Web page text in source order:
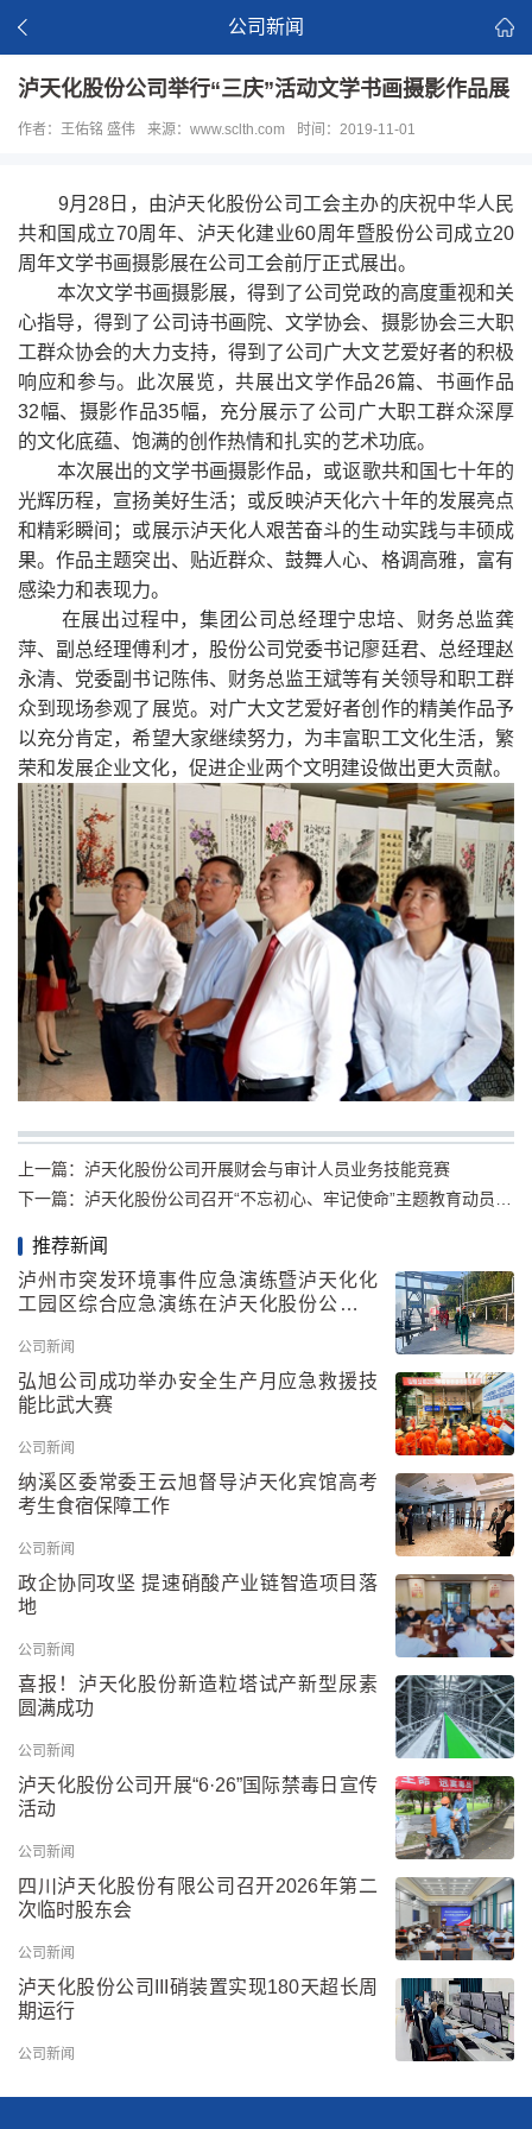
公司新闻
泸天化股份公司举行“三庆”活动文学书画摄影作品展
作者：王佑铭 盛伟 来源：www.sclth.com 时间：2019-11-01
9月28日，由泸天化股份公司工会主办的庆祝中华人民
共和国成立70周年、泸天化建业60周年暨股份公司成立20
周年文学书画摄影展在公司工会前厅正式展出。
本次文学书画摄影展，得到了公司党政的高度重视和关
心指导，得到了公司诗书画院、文学协会、摄影协会三大职
工群众协会的大力支持，得到了公司广大文艺爱好者的积极
响应和参与。此次展览，共展出文学作品26篇、书画作品
32幅、摄影作品35幅，充分展示了公司广大职工群众深厚
的文化底蕴、饱满的创作热情和扎实的艺术功底。
本次展出的文学书画摄影作品，或讴歌共和国七十年的
光辉历程，宣扬美好生活；或反映泸天化六十年的发展亮点
和精彩瞬间；或展示泸天化人艰苦奋斗的生动实践与丰硕成
果。作品主题突出、贴近群众、鼓舞人心、格调高雅，富有
感染力和表现力。
在展出过程中，集团公司总经理宁忠培、财务总监龚
萍、副总经理傅利才，股份公司党委书记廖廷君、总经理赵
永清、党委副书记陈伟、财务总监王斌等有关领导和职工群
众到现场参观了展览。对广大文艺爱好者创作的精美作品予
以充分肯定，希望大家继续努力，为丰富职工文化生活，繁
荣和发展企业文化，促进企业两个文明建设做出更大贡献。
上一篇： 泸天化股份公司开展财会与审计人员业务技能竞赛
下一篇： 泸天化股份公司召开“不忘初心、牢记使命”主题教育动员部署大会
推荐新闻
泸州市突发环境事件应急演练暨泸天化化
工园区综合应急演练在泸天化股份公司举
公司新闻
弘旭公司成功举办安全生产月应急救援技
能比武大赛
公司新闻
纳溪区委常委王云旭督导泸天化宾馆高考
考生食宿保障工作
公司新闻
政企协同攻坚 提速硝酸产业链智造项目落
地
公司新闻
喜报！泸天化股份新造粒塔试产新型尿素
圆满成功
公司新闻
泸天化股份公司开展“6·26”国际禁毒日宣传
活动
公司新闻
四川泸天化股份有限公司召开2026年第二
次临时股东会
公司新闻
泸天化股份公司III硝装置实现180天超长周
期运行
公司新闻